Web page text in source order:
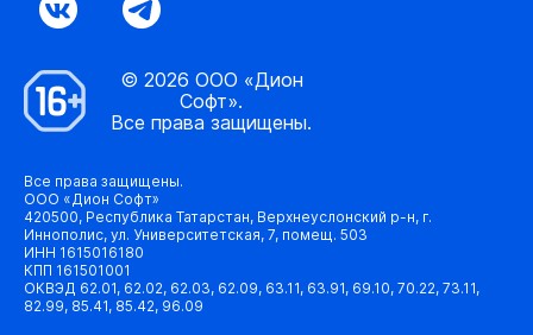
© 2026 ООО «Дион
Софт».
Все права защищены.
Все права защищены.
ООО «Дион Софт»
420500, Республика Татарстан, Верхнеуслонский р-н, г.
Иннополис, ул. Университетская, 7, помещ. 503
ИНН 1615016180
КПП 161501001
ОКВЭД 62.01, 62.02, 62.03, 62.09, 63.11, 63.91, 69.10, 70.22, 73.11,
82.99, 85.41, 85.42, 96.09